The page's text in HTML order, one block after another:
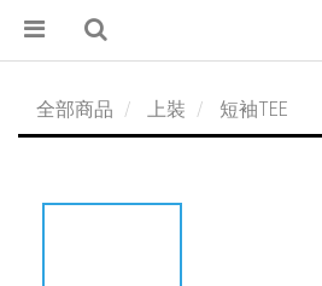
全部商品 上裝 短袖TEE